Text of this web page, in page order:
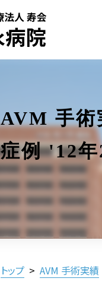
AVM 手術
症例 '12年
トップ > AVM 手術実績